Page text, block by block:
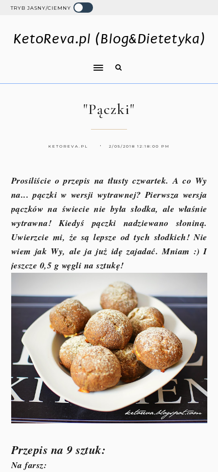
TRYB JASNY/CIEMNY
KetoReva.pl (Blog&Dietetyka)
"Pączki"
KETOREVA.PL 2/05/2018 12:18:00 PM
Prosiliście o przepis na tłusty czwartek. A co Wy
na... pączki w wersji wytrawnej? Pierwsza wersja
pączków na świecie nie była słodka, ale właśnie
wytrawna! Kiedyś pączki nadziewano słoniną.
Uwierzcie mi, że są lepsze od tych słodkich! Nie
wiem jak Wy, ale ja już idę zajadać. Mniam :) I
jeszcze 0,5 g węgli na sztukę!
Przepis na 9 sztuk:
Na farsz: